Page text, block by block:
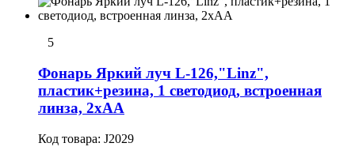
5
Фонарь Яркий луч L-126,"Linz",
пластик+резина, 1 светодиод, встроенная
линза, 2хАА
Код товара: J2029